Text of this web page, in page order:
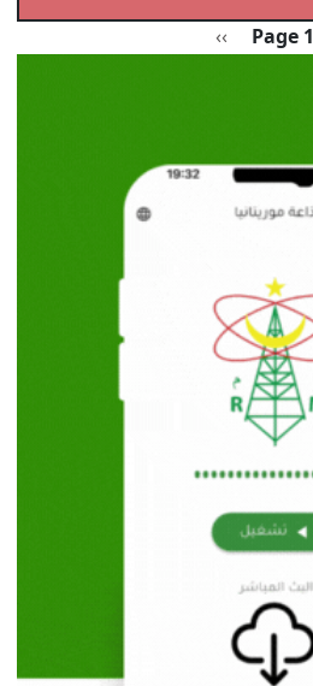
Page 1 الصفحة التالية
››